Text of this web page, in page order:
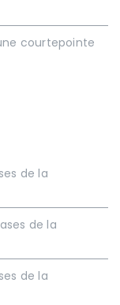
courtepointe
de la
de la
de la